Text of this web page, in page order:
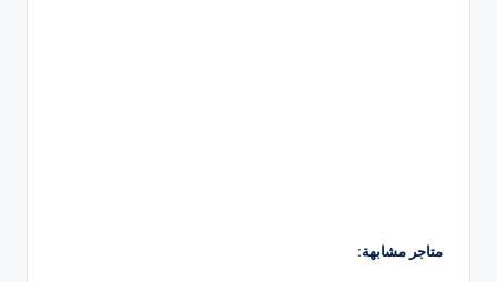
متاجر مشابهة: